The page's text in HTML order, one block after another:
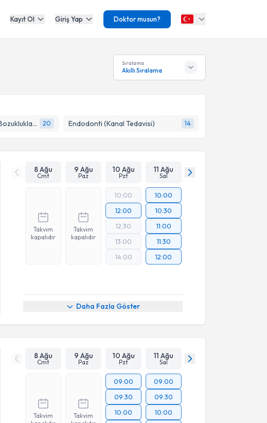
Kayıt Ol Giriş Yap Doktor musun?
Sıralama
Akıllı Sıralama
Ortodonti (Çene-Diş Bozuklukları) 20 Endodonti (Kanal Tedavisi) 14
8 Ağu
Cmt
9 Ağu
Paz
10 Ağu
Pzt
11 Ağu
Sal
Takvim
kapalıdır
Takvim
kapalıdır
10:00
12:00
12:30
13:00
14:00
10:00
10:30
11:00
11:30
12:00
Daha Fazla Göster
8 Ağu
Cmt
9 Ağu
Paz
10 Ağu
Pzt
11 Ağu
Sal
Takvim
Takvim
09:00
09:30
10:00
09:00
09:30
10:00